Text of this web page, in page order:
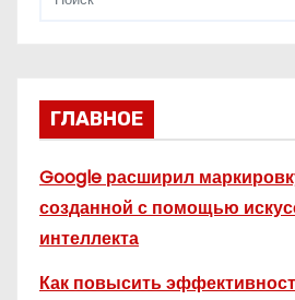
ГЛАВНОЕ
Google расширил
созданной с помощью
интеллекта
Как повысить